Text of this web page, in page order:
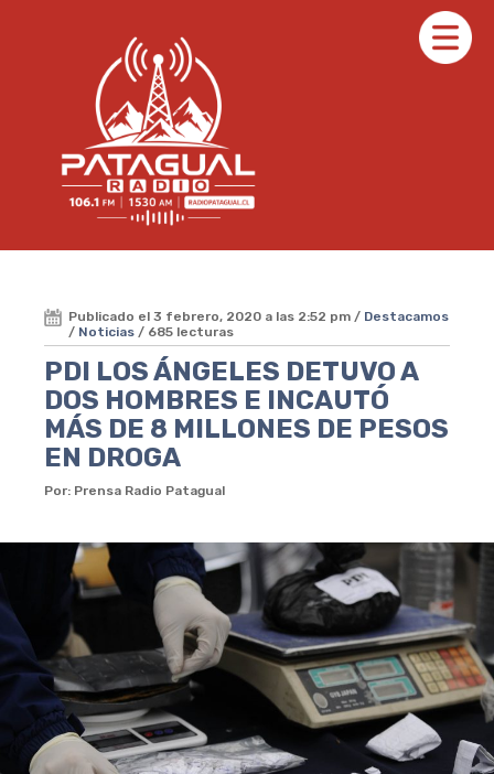
Publicado el 3 febrero, 2020 a las 2:52 pm / Destacamos
/ Noticias / 685 lecturas
PDI LOS ÁNGELES DETUVO A
DOS HOMBRES E INCAUTÓ
MÁS DE 8 MILLONES DE PESOS
EN DROGA
Por: Prensa Radio Patagual